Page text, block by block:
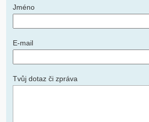
Jméno
E-mail
Tvůj dotaz či zpráva